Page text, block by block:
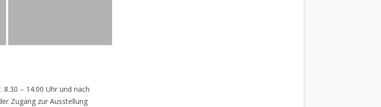
8.30 – 14.00 Uhr und nach
Zugang zur Ausstellung